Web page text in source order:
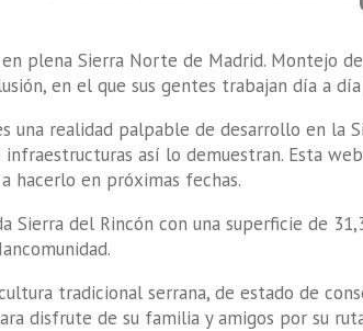
plena Sierra Norte de Madrid. Montejo
en el que sus gentes trabajan día a
una realidad palpable de desarrollo en la
infraestructuras así lo demuestran. Esta
hacerlo en próximas fechas.
Sierra del Rincón con una superficie de
tradicional serrana, de estado de
disfrute de su familia y amigos por su